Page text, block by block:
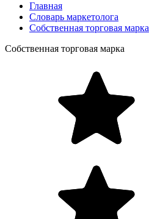
Главная
Словарь маркетолога
Собственная торговая марка
Собственная торговая марка